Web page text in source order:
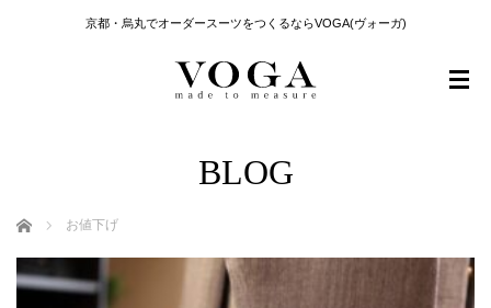
京都・烏丸でオーダースーツをつくるならVOGA(ヴォーガ)
BLOG
ホーム お値下げ